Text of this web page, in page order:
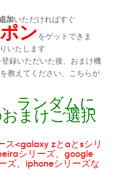
加いただければすぐ
ンをゲットできま
いたします
録いただいた後、おまけ機
教えてください、こちらが
ランダムに
まけご選択
<galaxy zとaとsシリ
シリーズ、google
ズ、iphoneシリーズな